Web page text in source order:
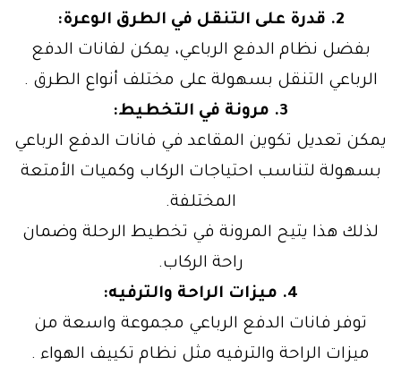
2. قدرة على التنقل في الطرق الوعرة:
بفضل نظام الدفع الرباعي، يمكن لفانات الدفع
الرباعي التنقل بسهولة على مختلف أنواع الطرق .
3. مرونة في التخطيط:
يمكن تعديل تكوين المقاعد في فانات الدفع الرباعي
بسهولة لتناسب احتياجات الركاب وكميات الأمتعة
المختلفة.
لذلك هذا يتيح المرونة في تخطيط الرحلة وضمان
راحة الركاب.
4. ميزات الراحة والترفيه:
توفر فانات الدفع الرباعي مجموعة واسعة من
ميزات الراحة والترفيه مثل نظام تكييف الهواء .